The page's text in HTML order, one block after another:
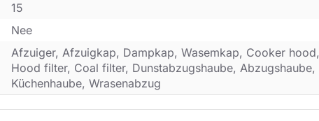
15
Nee
Afzuiger, Afzuigkap, Dampkap, Wasemkap, Cooker hood,
Hood filter, Coal filter, Dunstabzugshaube, Abzugshaube,
Küchenhaube, Wrasenabzug